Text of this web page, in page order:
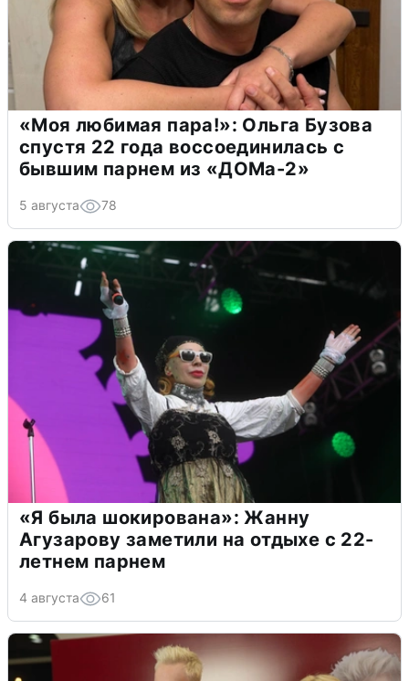
«Моя любимая пара!»: Ольга Бузова
спустя 22 года воссоединилась с
бывшим парнем из «ДОМа-2»
5 августа 78
«Я была шокирована»: Жанну
Агузарову заметили на отдыхе с 22-
летнем парнем
4 августа 61